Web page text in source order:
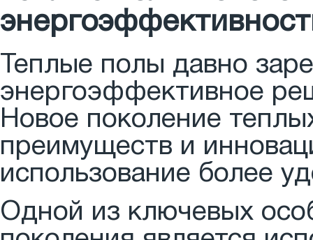
Теплые полы давно
энергоэффективное
Новое поколение
преимуществ и
использование более
Одной из ключевых